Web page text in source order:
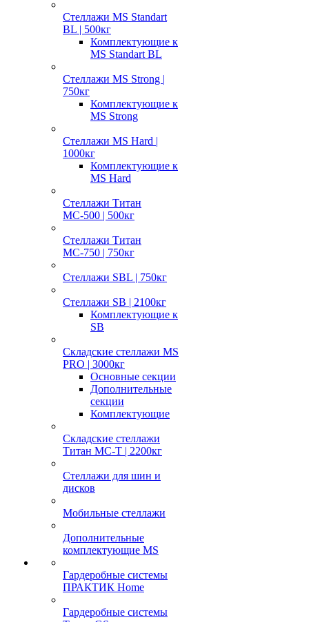
Стеллажи MS Standart
BL | 500кг
Комплектующие к
MS Standart BL
Стеллажи MS Strong |
750кг
Комплектующие к
MS Strong
Стеллажи MS Hard |
1000кг
Комплектующие к
MS Hard
Стеллажи Титан
МС-500 | 500кг
Стеллажи Титан
МС-750 | 750кг
Стеллажи SBL | 750кг
Стеллажи SB | 2100кг
Комплектующие к
SB
Складские стеллажи MS
PRO | 3000кг
Основные секции
Дополнительные
секции
Комплектующие
Складские стеллажи
Титан МС-Т | 2200кг
Стеллажи для шин и
дисков
Мобильные стеллажи
Дополнительные
комплектующие MS
Гардеробные системы
ПРАКТИК Home
Гардеробные системы